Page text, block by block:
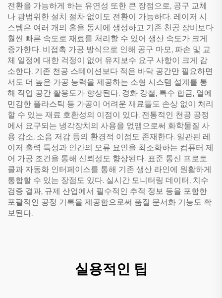
전환을 가능하게 하는 유연성 또한 큰 장점으로, 공구 교체
나 광범위한 설치 절차 없이도 전환이 가능하다. 레이저 시
스템은 여러 개의 홀을 동시에 생성하고 기존 천공 장비보다
훨씬 빠른 속도로 재료를 처리할 수 있어 생산 속도가 크게
증가한다. 비접촉 가공 방식으로 인해 공구 마모, 파손 및 교
체 일정에 대한 걱정이 없어 유지보수 요구 사항이 크게 감
소한다. 기존 천공 스테이션보다 적은 바닥 공간만 필요하면
서도 더 높은 가공 능력을 제공하는 소형 시스템 설계를 통
해 작업 공간 활용도가 향상된다. 경화 강철, 특수 합금, 열에
민감한 플라스틱 등 가공이 어려운 재료들도 손상 없이 처리
할 수 있는 재료 호환성의 이점이 있다. 전통적인 천공 공정
에서 요구되는 냉각장치의 사용을 없앰으로써 화학물질 사
용 감소, 소음 저감 등의 환경적 이점도 존재한다. 일관된 레
이저 출력 특성과 인간의 오류 요인을 최소화하는 컴퓨터 제
어 가공 조건을 통해 신뢰성도 향상된다. 표준 통신 프로토
콜과 자동화 인터페이스를 통해 기존 생산 라인에 원활하게
통합할 수 있는 장점도 있다. 실시간 모니터링 데이터, 치수
검증 결과, 규제 산업에서 필수적인 추적 정보 등을 포함한
포괄적인 공정 기록을 제공함으로써 품질 문서화 기능도 확
보된다.
실용적인 팁